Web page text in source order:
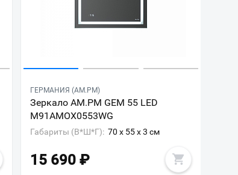
ГЕРМАНИЯ (AM.PM)
Зеркало AM.PM GEM 55 LED
M91AMOX0553WG
Габариты (В*Ш*Г): 70 x 55 x 3 см
15 690 ₽